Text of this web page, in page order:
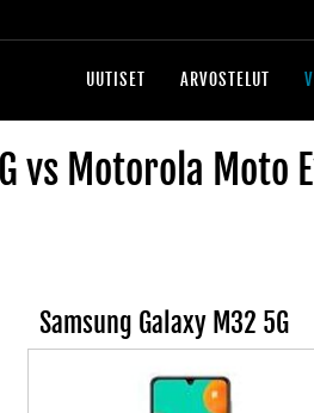
UUTISET ARVOSTELUT
vs Motorola
Samsung Galaxy M32 5G